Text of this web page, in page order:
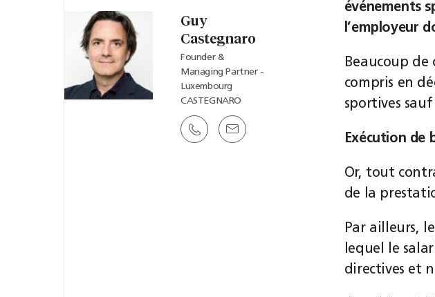
Guy
Castegnaro
Founder &
Managing Partner -
Luxembourg
CASTEGNARO
événements
l’employeur
Beaucoup
compris en
sportives
Exécution de
Or, tout
de la
Par ailleurs,
lequel le
directives et